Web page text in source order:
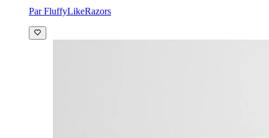
Par FluffyLikeRazors